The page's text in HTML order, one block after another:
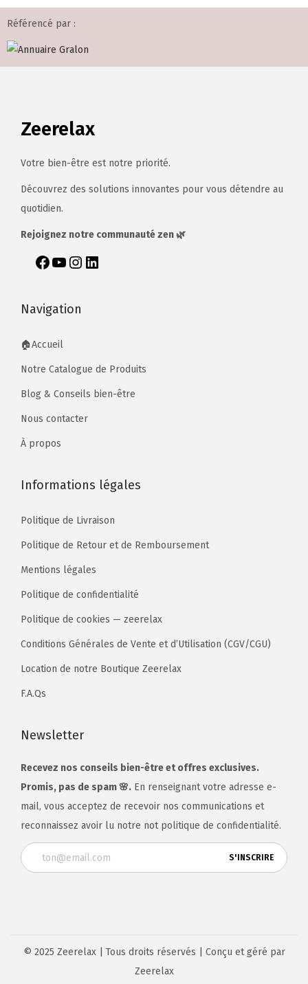
Référencé par :
Zeerelax
Votre bien-être est notre priorité.
Découvrez des solutions innovantes pour vous détendre au
quotidien.
Rejoignez notre communauté zen 🌿
Navigation
🏠Accueil
Notre Catalogue de Produits
Blog & Conseils bien-être
Nous contacter
À propos
Informations légales
Politique de Livraison
Politique de Retour et de Remboursement
Mentions légales
Politique de confidentialité
Politique de cookies — zeerelax
Conditions Générales de Vente et d’Utilisation (CGV/CGU)
Location de notre Boutique Zeerelax
F.A.Qs
Newsletter
Recevez nos conseils bien-être et offres exclusives.
Promis, pas de spam 🌸. En renseignant votre adresse e-
mail, vous acceptez de recevoir nos communications et
reconnaissez avoir lu notre not politique de confidentialité.
© 2025 Zeerelax | Tous droits réservés | Conçu et géré par
Zeerelax